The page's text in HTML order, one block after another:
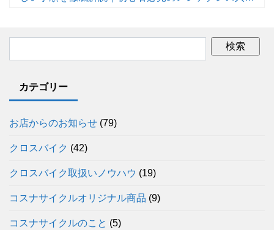
カテゴリー
お店からのお知らせ (79)
クロスバイク (42)
クロスバイク取扱いノウハウ (19)
コスナサイクルオリジナル商品 (9)
コスナサイクルのこと (5)